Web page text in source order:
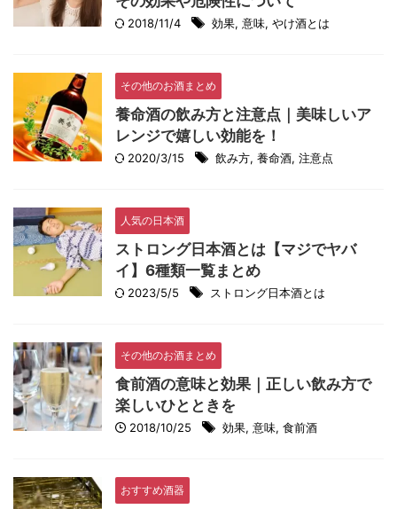
2018/11/4 効果, 意味, やけ酒とは
その他のお酒まとめ
養命酒の飲み方と注意点｜美味しいア
レンジで嬉しい効能を！
2020/3/15 飲み方, 養命酒, 注意点
人気の日本酒
ストロング日本酒とは【マジでヤバ
イ】6種類一覧まとめ
2023/5/5 ストロング日本酒とは
その他のお酒まとめ
食前酒の意味と効果｜正しい飲み方で
楽しいひとときを
2018/10/25 効果, 意味, 食前酒
おすすめ酒器